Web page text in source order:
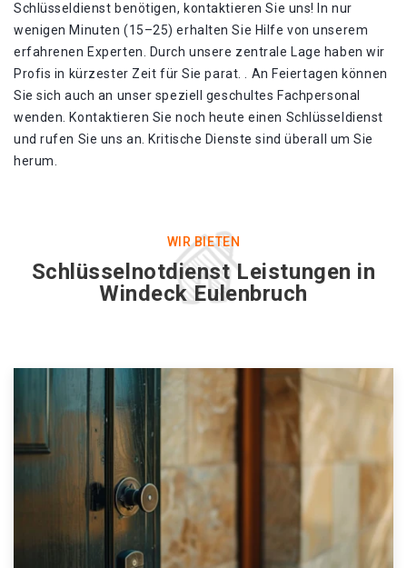
Schlüsseldienst benötigen, kontaktieren Sie uns! In nur
wenigen Minuten (15–25) erhalten Sie Hilfe von unserem
erfahrenen Experten. Durch unsere zentrale Lage haben wir
Profis in kürzester Zeit für Sie parat. . An Feiertagen können
Sie sich auch an unser speziell geschultes Fachpersonal
wenden. Kontaktieren Sie noch heute einen Schlüsseldienst
und rufen Sie uns an. Kritische Dienste sind überall um Sie
herum.
WIR BIETEN
Schlüsselnotdienst Leistungen in
Windeck Eulenbruch